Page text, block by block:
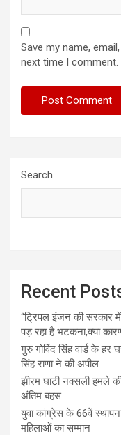
Save my name,
next time I comment.
Search
Recent
“ट्रिपल इंजन की सरकार में
पड़ रहा है भटकना,क्या
गुरु गोविंद सिंह वार्ड के हर
सिंह राणा ने की अपील
झीरम घाटी नक्सली हमले
अंतिम बहस
युवा कांग्रेस के 66वें
महिलाओं का सम्मान